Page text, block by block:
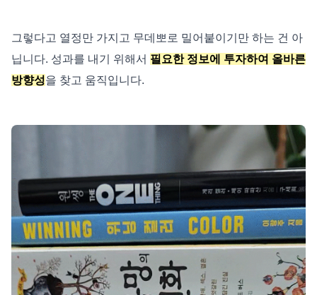
그렇다고 열정만 가지고 무데뽀로 밀어붙이기만 하는 건 아
닙니다. 성과를 내기 위해서 필요한 정보에 투자하여 올바른
방향성을 찾고 움직입니다.